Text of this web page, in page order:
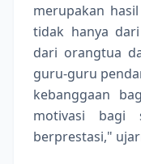
merupakan
tidak hanya
dari orangtua
guru-guru
kebanggaan
motivasi bagi
berprestasi,"